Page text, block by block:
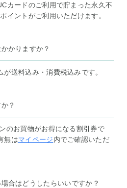
カードのご利用で貯まった永久不
イントがご利用いただけます。
かりますか？
が送料込み・消費税込みです。
？
のお買物がお得になる割引券で
無はマイページ内でご確認いただ
合はどうしたらいいですか？